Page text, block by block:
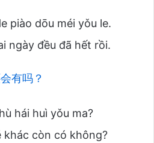
piào dōu méi yǒu le.
ngày đều đã hết rồi.
有吗？
hái huì yǒu ma?
khác còn có không?